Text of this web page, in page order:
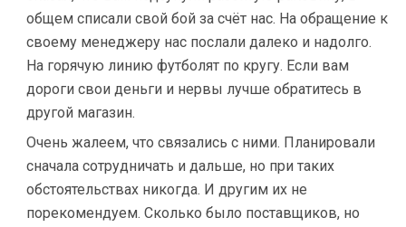
общем списали свой бой за счёт нас. На обращение к
своему менеджеру нас послали далеко и надолго.
На горячую линию футболят по кругу. Если вам
дороги свои деньги и нервы лучше обратитесь в
другой магазин.
Очень жалеем, что связались с ними. Планировали
сначала сотрудничать и дальше, но при таких
обстоятельствах никогда. И другим их не
порекомендуем. Сколько было поставщиков, но